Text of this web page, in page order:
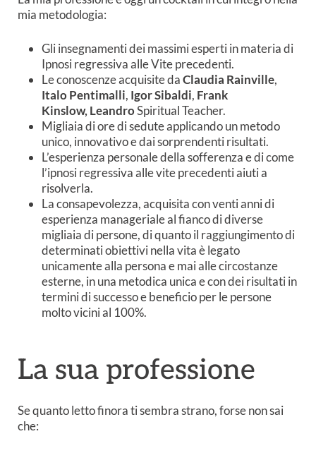
mia metodologia:
Gli insegnamenti dei massimi esperti in materia di
Ipnosi regressiva alle Vite precedenti.
Le conoscenze acquisite daClaudia Rainville,
Italo Pentimalli, Igor Sibaldi, Frank
Kinslow, LeandroSpiritual Teacher.
Migliaia di ore di sedute applicando un metodo
unico, innovativo e dai sorprendenti risultati.
L’esperienza personale della sofferenza e di come
l’ipnosi regressiva alle vite precedenti aiuti a
risolverla.
La consapevolezza, acquisita con venti anni di
esperienza manageriale al fianco di diverse
migliaia di persone, di quanto il raggiungimento di
determinati obiettivi nella vita è legato
unicamente alla persona e mai alle circostanze
esterne, in una metodica unica e con dei risultati in
termini di successo e beneficio per le persone
molto vicini al 100%.
La sua professione
Se quanto letto finora ti sembra strano, forse non sai
che: